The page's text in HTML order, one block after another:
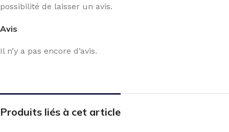
Avis
Il n’y a pas encore d’avis.
possibilité de laisser un avis.
Produits liés à cet article